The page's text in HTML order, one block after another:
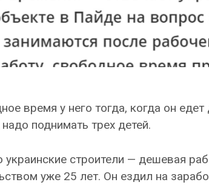
время у него тогда, когда он едет
поднимать трех детей.
строители — дешевая
уже 25 лет. Он ездил на